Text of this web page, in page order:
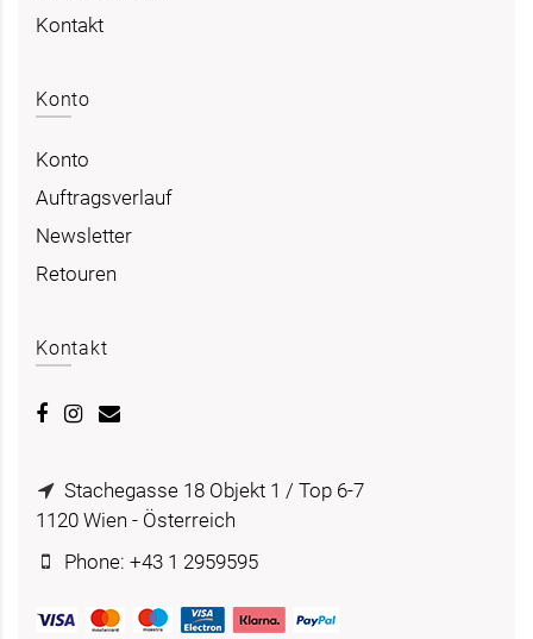
Kontakt
Konto
Konto
Auftragsverlauf
Newsletter
Retouren
Kontakt
Stachegasse 18 Objekt 1 / Top 6-7
1120 Wien - Österreich
Phone: +43 1 2959595